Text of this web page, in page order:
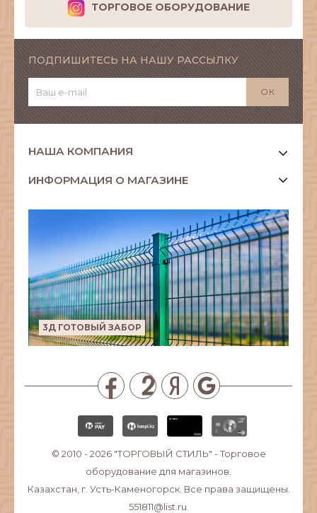
ТОРГОВОЕ ОБОРУДОВАНИЕ
ПОДПИШИТЕСЬ НА НАШУ РАССЫЛКУ
НАША КОМПАНИЯ
ИНФОРМАЦИЯ О МАГАЗИНЕ
3Д ГОТОВЫЙ ЗАБОР
© 2010 - 2026 "ТОРГОВЫЙ СТИЛЬ" - Торговое
оборудование для магазинов.
Казахстан, г. Усть-Каменогорск. Все права защищены.
551811@list.ru.